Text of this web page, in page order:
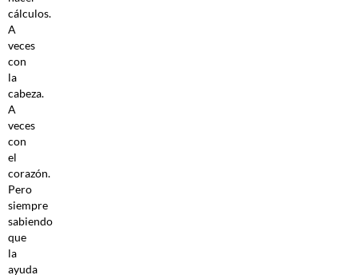
cálculos.
A
veces
con
la
cabeza.
A
veces
con
el
corazón.
Pero
siempre
sabiendo
que
la
ayuda